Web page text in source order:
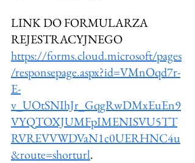
LINK DO FORMULARZA
REJESTRACYJNEGO
https://forms.cloud.microsoft/pages
/responsepage.aspx?id=VMnOqd7r-
E-
v_UOtSNIhJr_GqgRwDMxEuEn9
VYQTOXJUMFpIMENISVU5TT
RVREVVWDVaN1c0UERHNC4u
&route=shorturl.